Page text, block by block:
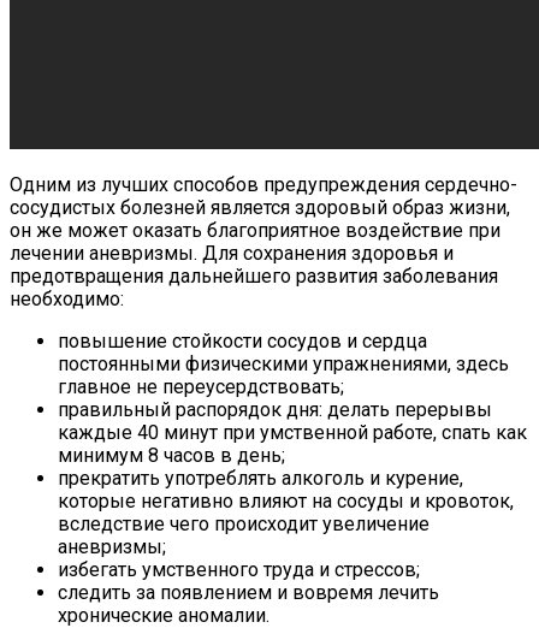
Одним из лучших способов предупреждения сердечно-
сосудистых болезней является здоровый образ жизни,
он же может оказать благоприятное воздействие при
лечении аневризмы. Для сохранения здоровья и
предотвращения дальнейшего развития заболевания
необходимо:
повышение стойкости сосудов и сердца
постоянными физическими упражнениями, здесь
главное не переусердствовать;
правильный распорядок дня: делать перерывы
каждые 40 минут при умственной работе, спать как
минимум 8 часов в день;
прекратить употреблять алкоголь и курение,
которые негативно влияют на сосуды и кровоток,
вследствие чего происходит увеличение
аневризмы;
избегать умственного труда и стрессов;
следить за появлением и вовремя лечить
хронические аномалии.